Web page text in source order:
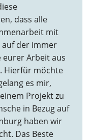
dass alle
mit
der immer
Arbeit aus
Hierfür möchte
es mir,
Projekt zu
in Bezug auf
haben wir
Das Beste